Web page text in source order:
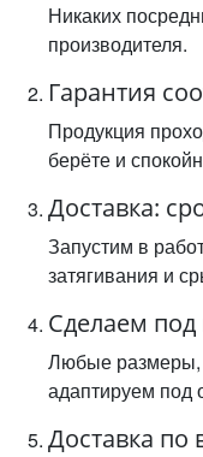
Никаких
производителя.
Гарантия
Продукция
берёте и
Доставка:
Запустим в
затягивания и
Сделаем
Любые
адаптируем под
Доставка по